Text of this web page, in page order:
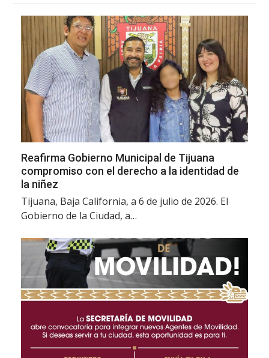
Reafirma Gobierno Municipal de Tijuana
compromiso con el derecho a la identidad de
la niñez
Tijuana, Baja California, a 6 de julio de 2026. El
Gobierno de la Ciudad, a…